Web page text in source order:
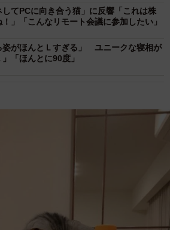
してPCに向き合う猫」に反響「これは株
」「こんなリモート会議に参加したい」
姿がほんとＬすぎる」 ユニークな寝相が
「ほんとに90度」